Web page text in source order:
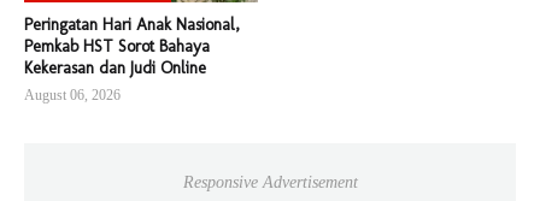
Peringatan Hari Anak Nasional,
Pemkab HST Sorot Bahaya
Kekerasan dan Judi Online
August 06, 2026
Responsive Advertisement